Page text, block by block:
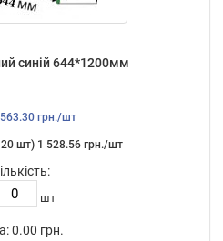
синій 644*1200мм
грн./шт
20 шт) 1 528.56 грн./шт
шт
0.00 грн.